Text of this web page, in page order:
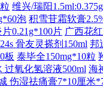
维兴/瑞阳
泡 积雪苷霜软膏
0.21g*100片 广西花
骨友灵搽剂150ml 邦
板 泰毕全150mg*10粒
过氧化氢溶液500ml 海
伤湿祛痛膏7*10厘米